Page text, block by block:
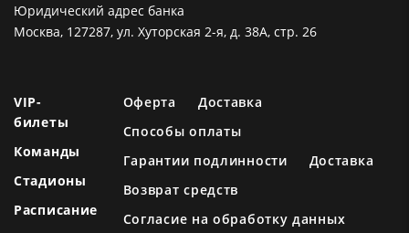
Юридический адрес банка
Москва, 127287, ул. Хуторская 2-я, д. 38А, стр. 26
VIP-
билеты
Команды
Стадионы
Расписание
Оферта
Доставка
Способы оплаты
Гарантии подлинности
Доставка
Возврат средств
Согласие на обработку данных